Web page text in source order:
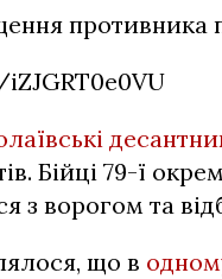
Бійці 79-ї
з ворогом та
що в